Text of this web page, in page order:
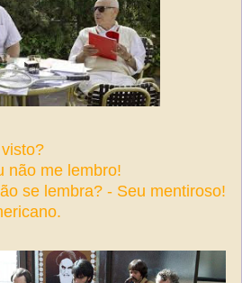
não me lembro!
se lembra? - Seu mentiroso!